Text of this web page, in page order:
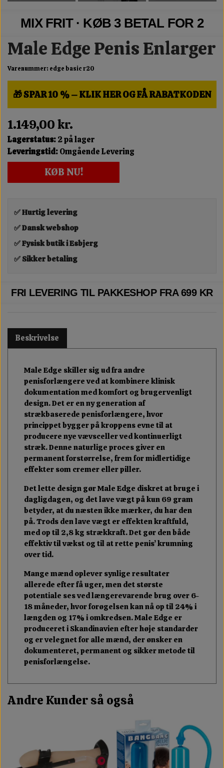
MIX FRIT · KØB 3 BETAL FOR 2
Male Edge Penis Enlarger
Varenummer: edge basic r20
🎁 SPAR 10 % – KLIK HER OG FÅ RABATKODEN
1.149,00 kr.
Lagerstatus:2 på lager
Leveringstid:Omgående Levering
KØB NU!
✅ Hurtig levering
✅ Dansk webshop
✅ Fysisk butik i Esbjerg
✅ Sikker betaling
FRI LEVERING TIL PAKKESHOP FRA 699 KR
Beskrivelse
Male Edge skiller sig ud fra andre
penisforlængere ved at kombinere klinisk
dokumentation med komfort og brugervenligt
design. Det er en ny generation af
strækbaserede penisforlængere, hvor
princippet bygger på kroppens evne til at
producere nye vævsceller ved kontinuerligt
stræk. Denne naturlige proces giver en
permanent forstørrelse, frem for midlertidige
effekter som cremer eller piller.
Det lette design gør Male Edge diskret at bruge i
dagligdagen, og det lave vægt på kun 69 gram
betyder, at du næsten ikke mærker, du har den
på. Trods den lave vægt er effekten kraftfuld,
med op til 2,8 kg strækkraft. Det gør den både
effektiv til vækst og til at rette penis’ krumning
over tid.
Mange mænd oplever synlige resultater
allerede efter få uger, men det største
potentiale ses ved længerevarende brug over 6-
18 måneder, hvor forøgelsen kan nå op til 24% i
længden og 17% i omkredsen. Male Edge er
produceret i Skandinavien efter høje standarder
og er velegnet for alle mænd, der ønsker en
dokumenteret, permanent og sikker metode til
penisforlængelse.
Andre Kunder så også